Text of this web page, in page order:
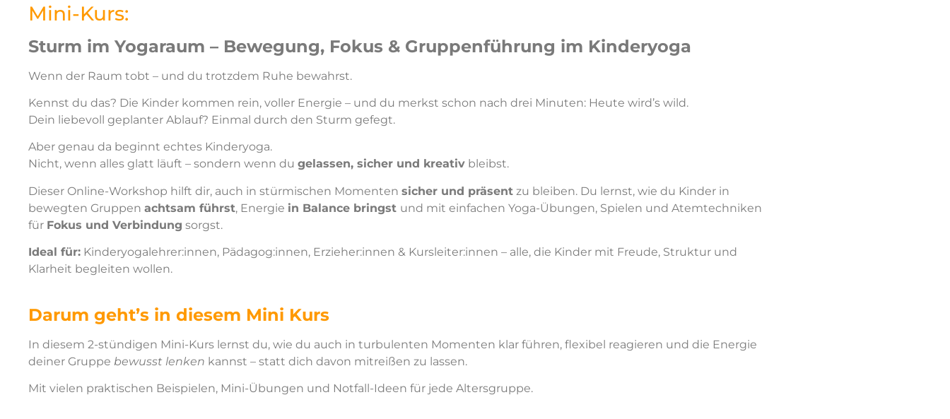
Mini-Kurs:
Sturm im Yogaraum – Bewegung, Fokus & Gruppenführung im Kinderyoga
Wenn der Raum tobt – und du trotzdem Ruhe bewahrst.
Kennst du das? Die Kinder kommen rein, voller Energie – und du merkst schon nach drei Minuten: Heute wird’s wild.
Dein liebevoll geplanter Ablauf? Einmal durch den Sturm gefegt.
Aber genau da beginnt echtes Kinderyoga.
Nicht, wenn alles glatt läuft – sondern wenn du gelassen, sicher und kreativ bleibst.
Dieser Online-Workshop hilft dir, auch in stürmischen Momenten sicher und präsent zu bleiben. Du lernst, wie du Kinder in
bewegten Gruppen achtsam führst, Energie in Balance bringst und mit einfachen Yoga-Übungen, Spielen und Atemtechniken
für Fokus und Verbindung sorgst.
Ideal für: Kinderyogalehrer:innen, Pädagog:innen, Erzieher:innen & Kursleiter:innen – alle, die Kinder mit Freude, Struktur und
Klarheit begleiten wollen.
Darum geht’s in diesem Mini Kurs
In diesem 2-stündigen Mini-Kurs lernst du, wie du auch in turbulenten Momenten klar führen, flexibel reagieren und die Energie
deiner Gruppe bewusst lenken kannst – statt dich davon mitreißen zu lassen.
Mit vielen praktischen Beispielen, Mini-Übungen und Notfall-Ideen für jede Altersgruppe.